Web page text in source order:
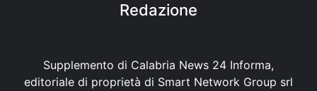
Redazione
Supplemento di Calabria News 24 Informa,
editoriale di proprietà di Smart Network Group srl